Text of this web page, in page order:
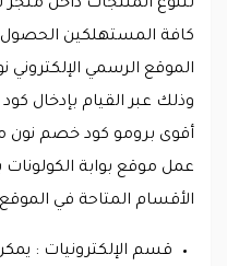
تتنوع المنتجات داخل
كافة المستهلكين
الموقع الرسمي
وذلك عبر القيام بإدخال
أقوى برومو كود خصم نون
عمل موقع بوابة
الأقسام المتاحة في
قسم الإلكترونيات :